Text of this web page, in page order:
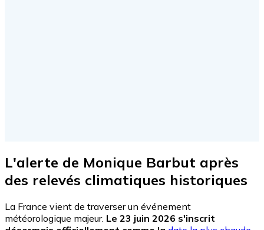
L'alerte de Monique Barbut après
des relevés climatiques historiques
La France vient de traverser un événement
météorologique majeur. Le 23 juin 2026 s'inscrit